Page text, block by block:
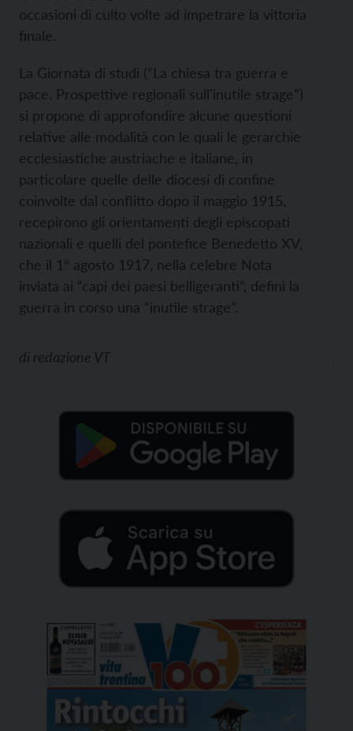
occasioni di culto volte ad impetrare la vittoria
finale.
La Giornata di studi (“La chiesa tra guerra e
pace. Prospettive regionali sull’inutile strage”)
si propone di approfondire alcune questioni
relative alle modalità con le quali le gerarchie
ecclesiastiche austriache e italiane, in
particolare quelle delle diocesi di confine
coinvolte dal conflitto dopo il maggio 1915,
recepirono gli orientamenti degli episcopati
nazionali e quelli del pontefice Benedetto XV,
che il 1° agosto 1917, nella celebre Nota
inviata ai “capi dei paesi belligeranti”, definì la
guerra in corso una “inutile strage”.
di redazione VT